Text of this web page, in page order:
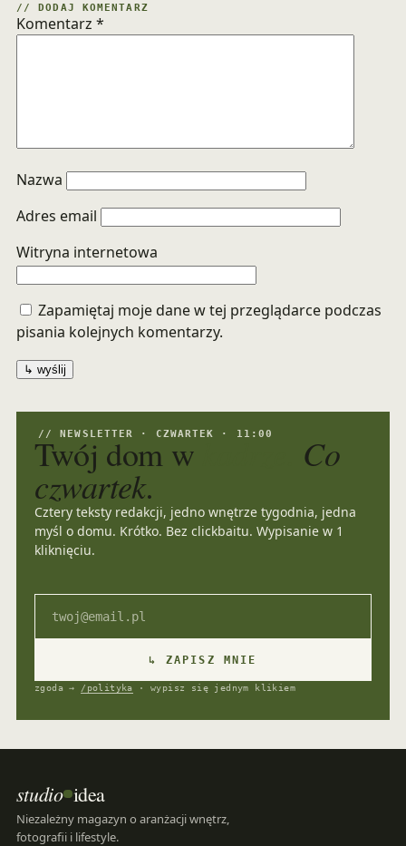
// DODAJ KOMENTARZ
Komentarz *
Nazwa
Adres email
Witryna internetowa
Zapamiętaj moje dane w tej przeglądarce podczas
pisania kolejnych komentarzy.
// NEWSLETTER · CZWARTEK · 11:00
Twój dom w Co
czwartek.
Cztery teksty redakcji, jedno wnętrze tygodnia, jedna
myśl o domu. Krótko. Bez clickbaitu. Wypisanie w 1
kliknięciu.
↳ ZAPISZ MNIE
zgoda → /polityka · wypisz się jednym klikiem
studio idea
Niezależny magazyn o aranżacji wnętrz,
fotografii i lifestyle.